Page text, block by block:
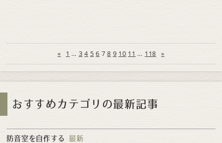
« 1 … 3 4 5 6 7 8 9 10 11 … 118 »
おすすめカテゴリの最新記事
防音室を自作する 最新